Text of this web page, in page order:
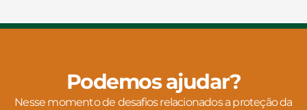
Podemos ajudar?
Nesse momento de desafios relacionados a proteção da